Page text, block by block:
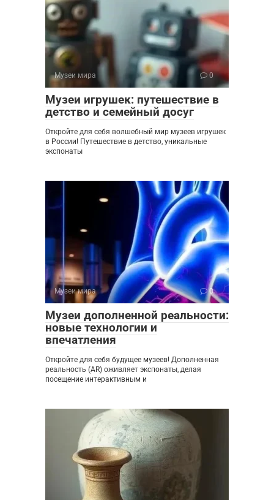
Музеи мира 0
Музеи игрушек: путешествие в
детство и семейный досуг
Откройте для себя волшебный мир музеев игрушек
в России! Путешествие в детство, уникальные
экспонаты
Музеи мира 0
Музеи дополненной реальности:
новые технологии и
впечатления
Откройте для себя будущее музеев! Дополненная
реальность (AR) оживляет экспонаты, делая
посещение интерактивным и